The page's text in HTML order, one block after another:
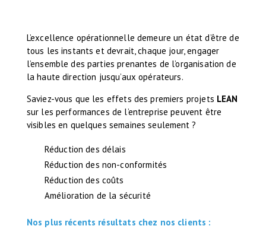
L’excellence opérationnelle demeure un état d’être de
tous les instants et devrait, chaque jour, engager
l’ensemble des parties prenantes de l’organisation de
la haute direction jusqu’aux opérateurs.
Saviez-vous que les effets des premiers projets LEAN
sur les performances de l’entreprise peuvent être
visibles en quelques semaines seulement ?
Réduction des délais
Réduction des non-conformités
Réduction des coûts
Amélioration de la sécurité
Nos plus récents résultats chez nos clients :